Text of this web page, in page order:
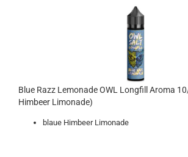
Blue Razz Lemonade OWL Longfill Aroma
Himbeer Limonade)
blaue Himbeer Limonade